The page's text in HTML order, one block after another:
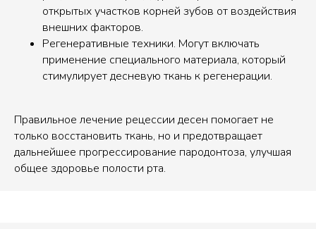
открытых участков корней зубов от воздействия
внешних факторов.
Регенеративные техники. Могут включать
применение специального материала, который
стимулирует десневую ткань к регенерации.
Правильное лечение рецессии десен помогает не
только восстановить ткань, но и предотвращает
дальнейшее прогрессирование пародонтоза, улучшая
общее здоровье полости рта.